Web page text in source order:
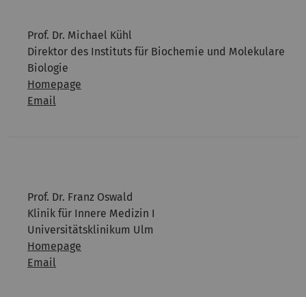
Prof. Dr. Michael Kühl
Direktor des Instituts für Biochemie und Molekulare
Biologie
Homepage
Email
Prof. Dr. Franz Oswald
Klinik für Innere Medizin I
Universitätsklinikum Ulm
Homepage
Email